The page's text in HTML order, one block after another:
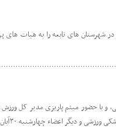
شهرستان های تابعه را به هیات های
با حضور میثم پاریزی مدیر کل ورزش
چهارشنبه ۳۰آبان ماه برگزار شد.